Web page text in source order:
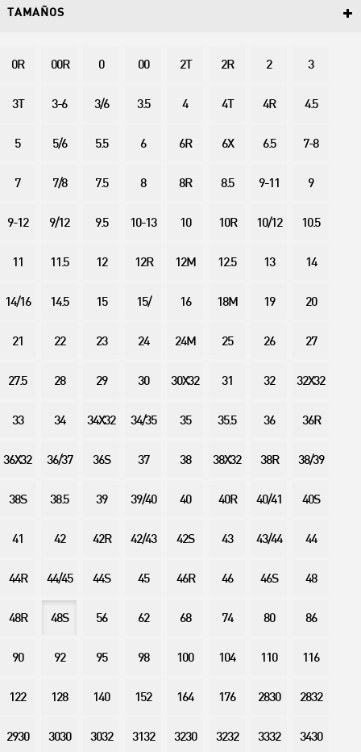
TAMAÑOS
0R 00R 0 00 2T 2R 2 3
3T 3-6 3/6 3.5 4 4T 4R 4.5
5 5/6 5.5 6 6R 6X 6.5 7-8
7 7/8 7.5 8 8R 8.5 9-11 9
9-12 9/12 9.5 10-13 10 10R 10/12 10.5
11 11.5 12 12R 12M 12.5 13 14
14/16 14.5 15 15/ 16 18M 19 20
21 22 23 24 24M 25 26 27
27.5 28 29 30 30X32 31 32 32X32
33 34 34X32 34/35 35 35.5 36 36R
36X32 36/37 36S 37 38 38X32 38R 38/39
38S 38.5 39 39/40 40 40R 40/41 40S
41 42 42R 42/43 42S 43 43/44 44
44R 44/45 44S 45 46R 46 46S 48
48R 48S 56 62 68 74 80 86
90 92 95 98 100 104 110 116
122 128 140 152 164 176 2830 2832
2930 3030 3032 3132 3230 3232 3332 3430